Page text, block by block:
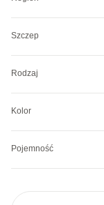
Szczep
Rodzaj
Kolor
Pojemność